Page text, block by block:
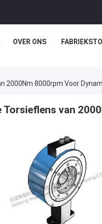
OVER ONS
2000Nm 8000rpm Voor
Torsieflens van